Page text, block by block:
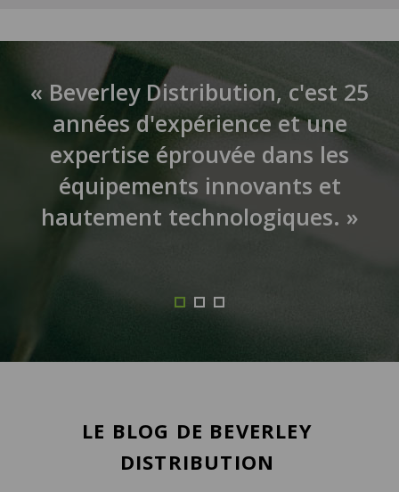
« Beverley Distribution, c'est 25
années d'expérience et une
expertise éprouvée dans les
équipements innovants et
hautement technologiques. »
LE BLOG DE BEVERLEY
DISTRIBUTION